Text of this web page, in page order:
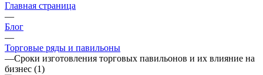
Главная страница
—
Блог
—
Торговые ряды и павильоны
—Сроки изготовления торговых павильонов и их влияние на
бизнес (1)